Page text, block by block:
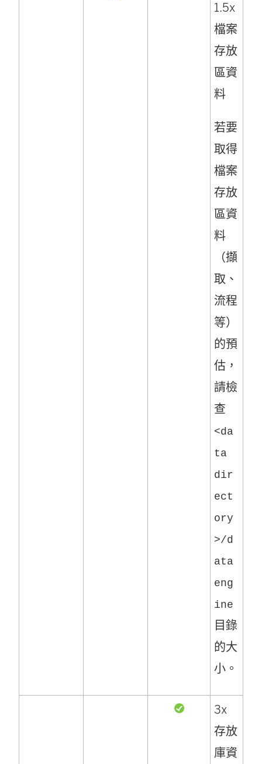
1.5x
檔案
存放
區資
料
若要
取得
檔案
存放
區資
料
（擷
取、
流程
等）
的預
估，
請檢
查
<da
ta
dir
ect
ory
>/d
ata
eng
ine
目錄
的大
小。
3x
存放
庫資